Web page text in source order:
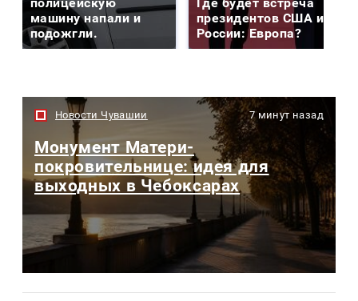
машину напали и
подожгли.
президентов США и
России: Европа?
Новости Чувашии 7 минут назад
Монумент Матери-
покровительнице: идея для
выходных в Чебоксарах